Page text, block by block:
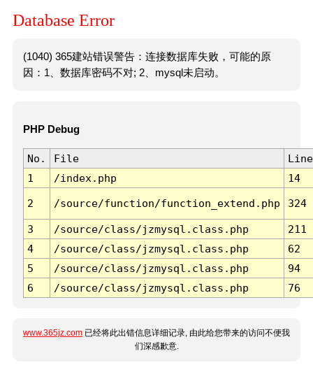
Database Error
(1040) 365建站错误警告：连接数据库失败，可能的原
因：1、数据库密码不对; 2、mysql未启动。
PHP Debug
No. File
Line
1
/index.php 14
2 /source/function/function_extend.php 324
3 /source/class/jzmysql.class.php
211
4
/source/class/jzmysql.class.php
62
5
/source/class/jzmysql.class.php
94
6
/source/class/jzmysql.class.php 76
www.365jz.com 已经将此出错信息详细记录, 由此给您带来的访问不便我
们深感歉意.